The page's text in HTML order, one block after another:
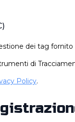
dei tag fornito
di
Policy.